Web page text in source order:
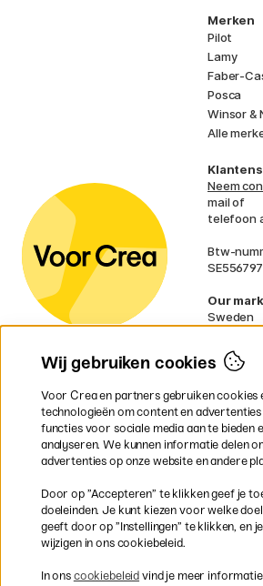
Merken
Pilot
Lamy
Faber-
Posca
Winsor &
Alle
Neem
mail of
telefoon
Btw-
Our
Sweden
Denmark
Finland
Ireland
Germany
UK
EU
gelden
Snel en veilig met
Wij gebruiken cookies
Voor Crea en partners gebruiken cookies
technologieën om content en
functies voor sociale media aan te bieden
analyseren. We kunnen informatie delen
advertenties op onze website en andere
Door op ”Accepteren” te klikken geef je
doeleinden. Je kunt kiezen voor welke
geeft door op ”Instellingen” te klikken, en
wijzigen in ons cookiebeleid.
In ons cookiebeleid vind je meer